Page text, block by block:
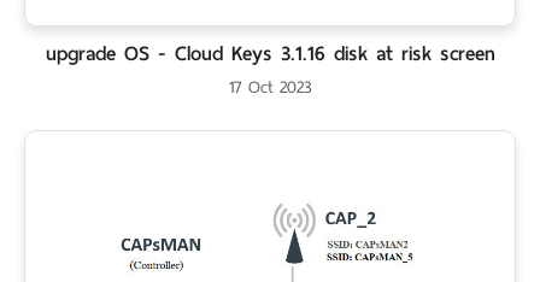
upgrade OS - Cloud Keys 3.1.16 disk at risk screen
17 Oct 2023